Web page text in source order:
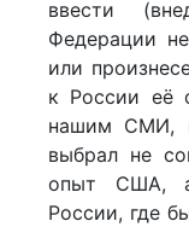
ввести
Федерации
или
к России её
нашим СМИ,
выбрал не
опыт США,
России, где